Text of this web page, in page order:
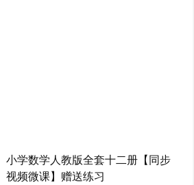
小学数学人教版全套十二册【同步
视频微课】赠送练习